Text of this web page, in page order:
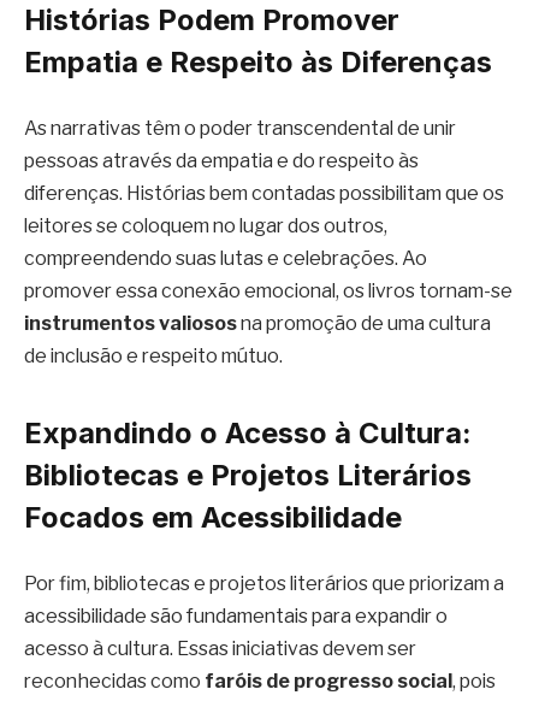
Histórias Podem Promover
Empatia e Respeito às Diferenças
As narrativas têm o poder transcendental de unir
pessoas através da empatia e do respeito às
diferenças. Histórias bem contadas possibilitam que os
leitores se coloquem no lugar dos outros,
compreendendo suas lutas e celebrações. Ao
promover essa conexão emocional, os livros tornam-se
instrumentos valiososna promoção de uma cultura
de inclusão e respeito mútuo.
Expandindo o Acesso à Cultura:
Bibliotecas e Projetos Literários
Focados em Acessibilidade
Por fim, bibliotecas e projetos literários que priorizam a
acessibilidade são fundamentais para expandir o
acesso à cultura. Essas iniciativas devem ser
reconhecidas como faróis de progresso social , pois